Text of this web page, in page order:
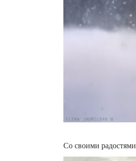
Со своими радостями